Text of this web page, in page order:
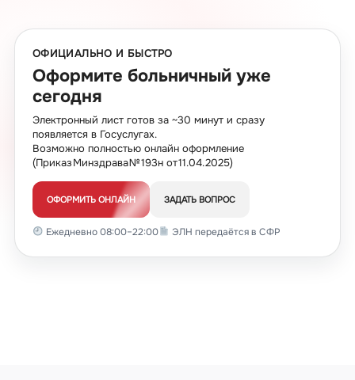
ОФИЦИАЛЬНО И БЫСТРО
Оформите больничный уже
сегодня
Электронный лист готов за ~30 минут и сразу
появляется в Госуслугах.
Возможно полностью онлайн оформление
(Приказ Минздрава № 193н от 11.04.2025)
ОФОРМИТЬ ОНЛАЙН ЗАДАТЬ ВОПРОС
Ежедневно 08:00–22:00 ЭЛН передаётся в СФР